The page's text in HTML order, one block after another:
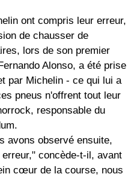
ont compris leur erreur,
de chausser de
lors de son premier
Alonso, a été prise
par Michelin - ce qui lui a
pneus n'offrent tout leur
responsable du
avons observé ensuite,
concède-t-il, avant
cœur de la course, nous